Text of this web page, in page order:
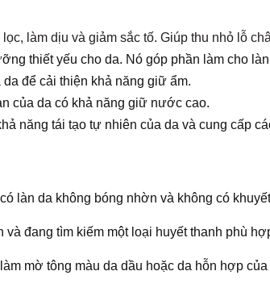
làm dịu và giảm sắc tố. Giúp thu nhỏ lỗ
thiết yếu cho da. Nó góp phần làm cho
để cải thiện khả năng giữ ẩm.
của da có khả năng giữ nước cao.
năng tái tạo tự nhiên của da và cung cấp
làn da không bóng nhờn và không có
đang tìm kiếm một loại huyết thanh phù
mờ tông màu da dầu hoặc da hỗn hợp của